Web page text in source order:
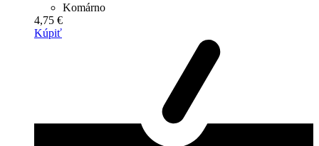
Komárno
4,75 €
Kúpiť